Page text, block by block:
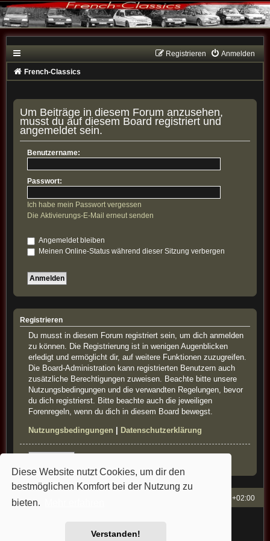
Diese Website nutzt Cookies, um dir den
bestmöglichen Komfort bei der Nutzung zu
bieten.
Verstanden!
Anmelden
Registrieren
French-Classics
Um Beiträge in diesem Forum anzusehen,
musst du auf diesem Board registriert und
angemeldet sein.
Benutzername:
Passwort:
Ich habe mein Passwort vergessen
Die Aktivierungs-E-Mail erneut senden
Angemeldet bleiben
Meinen Online-Status während dieser Sitzung verbergen
Registrieren
Du musst in diesem Forum registriert sein, um dich anmelden
zu können. Die Registrierung ist in wenigen Augenblicken
erledigt und ermöglicht dir, auf weitere Funktionen zuzugreifen.
Die Board-Administration kann registrierten Benutzern auch
zusätzliche Berechtigungen zuweisen. Beachte bitte unsere
Nutzungsbedingungen und die verwandten Regelungen, bevor
du dich registrierst. Bitte beachte auch die jeweiligen
Forenregeln, wenn du dich in diesem Board bewegst.
Nutzungsbedingungen Datenschutzerklärung
French-Classics UTC+02:00
Deutsche Übersetzung durchphpBB.de